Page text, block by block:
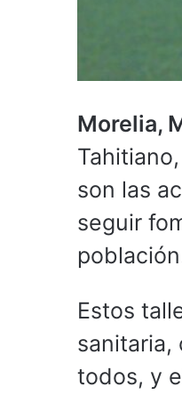
Morelia,
son las
seguir
Estos
sanitaria,
todos, y